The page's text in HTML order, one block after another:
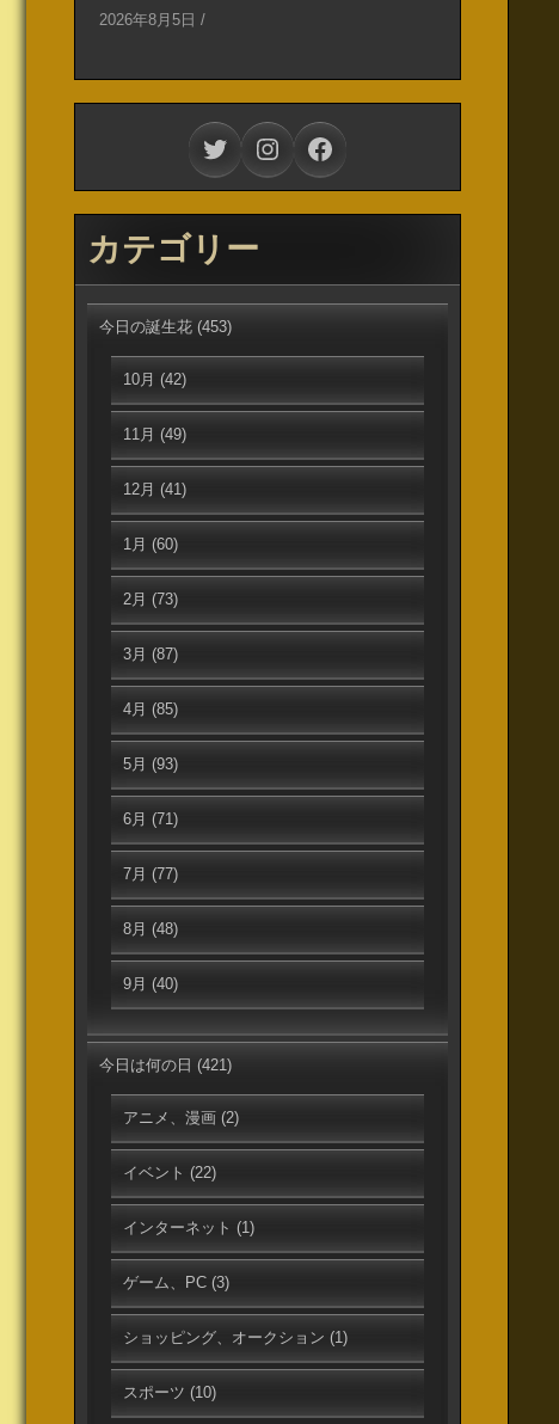
2026年8月5日 /
TwitterInstagramFacebook
カテゴリー
今日の誕生花 (453)
10月 (42)
11月 (49)
12月 (41)
1月 (60)
2月 (73)
3月 (87)
4月 (85)
5月 (93)
6月 (71)
7月 (77)
8月 (48)
9月 (40)
今日は何の日 (421)
アニメ、漫画 (2)
イベント (22)
インターネット (1)
ゲーム、PC (3)
ショッピング、オークション (1)
スポーツ (10)